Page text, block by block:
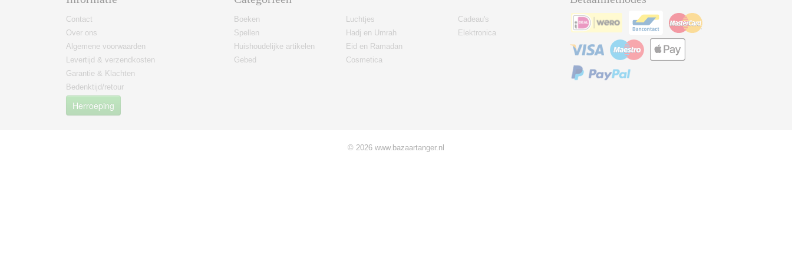
Contact
Over ons
Algemene voorwaarden
Levertijd & verzendkosten
Garantie & Klachten
Bedenktijd/retour
Herroeping
Boeken
Spellen
Huishoudelijke artikelen
Gebed
Luchtjes
Hadj en Umrah
Eid en Ramadan
Cosmetica
Cadeau's
Elektronica
© 2026 www.bazaartanger.nl